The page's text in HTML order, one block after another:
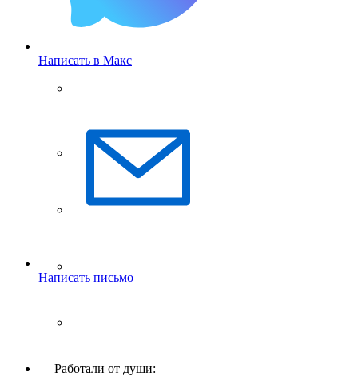
Написать в Макс
Написать письмо
Работали от души: